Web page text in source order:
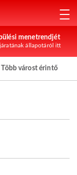
menetrendjét
járatának állapotáról itt
Több várost érintő